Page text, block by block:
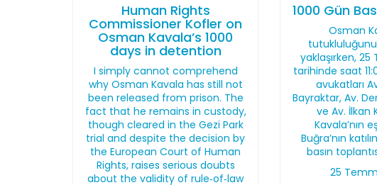
Human Rights
Commissioner Kofler on
Osman Kavala’s 1000
days in detention
I simply cannot comprehend
why Osman Kavala has still not
been released from prison. The
fact that he remains in custody,
though cleared in the Gezi Park
trial and despite the decision by
the European Court of Human
Rights, raises serious doubts
about the validity of rule‑of‑law
1000 Gün
Osman
yaklaşırken,
tarihinde saat
avukatları
Bayraktar, Av.
ve Av. İlkan
Kavala’nın
Buğra’nın
basın
25